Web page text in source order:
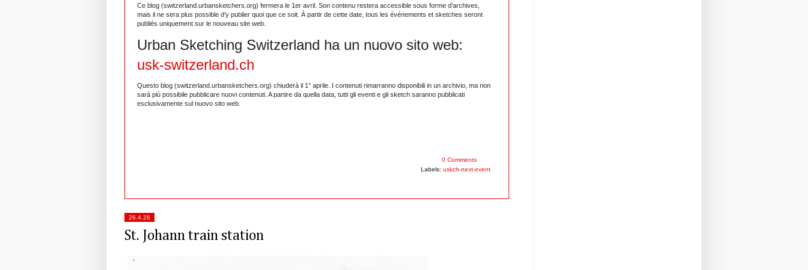
Ce blog (switzerland.urbansketchers.org) fermera le 1er avril. Son contenu restera accessible sous forme d'archives,
mais il ne sera plus possible d'y publier quoi que ce soit. À partir de cette date, tous les événements et sketches seront
publiés uniquement sur le nouveau site web.
Urban Sketching Switzerland ha un nuovo sito web:
usk-switzerland.ch
Questo blog (switzerland.urbansketchers.org) chiuderà il 1° aprile. I contenuti rimarranno disponibili in un archivio, ma non
sarà più possibile pubblicare nuovi contenuti. A partire da quella data, tutti gli eventi e gli sketch saranno pubblicati
esclusivamente sul nuovo sito web.
0 Comments
Labels: uskch-next-event
26.4.26
St. Johann train station